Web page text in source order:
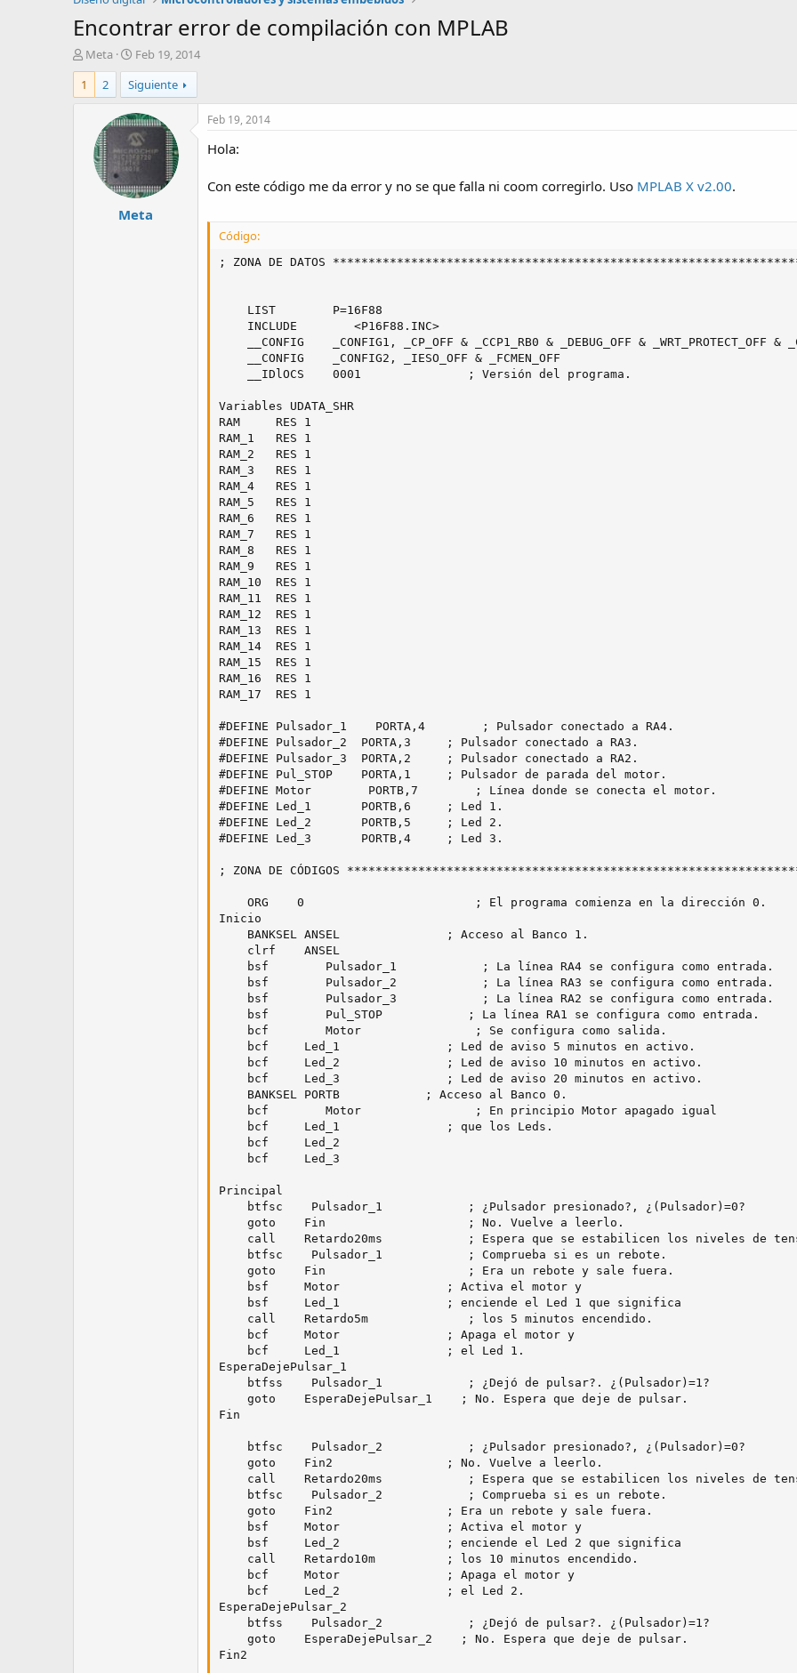
Encontrar error de compilación con MPLAB
A
u
t
o
Meta
F
e
c
h
a
d
e
n
i
c
Feb 19, 2014
1
2 Siguiente
Meta
Feb 19, 2014
Hola:
Con este código me da error y no se que falla ni coom corregirlo. Uso MPLAB X v2.00.
Código:
; ZONA DE DATOS
    LIST        P=16F88
    INCLUDE        <P16F88.INC>
__CONFIG    _CONFIG1, _CP_OFF & _CCP1_RB0 & _DEBUG_OFF & _WRT_PROTECT_OFF &
    __CONFIG    _CONFIG2, _IESO_OFF & _FCMEN_OFF
    __IDlOCS    0001               ; Versión del programa.
Variables UDATA_SHR
RAM     RES 1
RAM_1   RES 1
RAM_2   RES 1
RAM_3   RES 1
RAM_4   RES 1
RAM_5   RES 1
RAM_6   RES 1
RAM_7   RES 1
RAM_8   RES 1
RAM_9   RES 1
RAM_10  RES 1
RAM_11  RES 1
RAM_12  RES 1
RAM_13  RES 1
RAM_14  RES 1
RAM_15  RES 1
RAM_16  RES 1
RAM_17  RES 1
#DEFINE Pulsador_1    PORTA,4        ; Pulsador conectado a RA4.
#DEFINE Pulsador_2  PORTA,3     ; Pulsador conectado a RA3.
#DEFINE Pulsador_3  PORTA,2     ; Pulsador conectado a RA2.
#DEFINE Pul_STOP    PORTA,1     ; Pulsador de parada del motor.
#DEFINE Motor        PORTB,7        ; Línea donde se conecta el motor.
#DEFINE Led_1       PORTB,6     ; Led 1.
#DEFINE Led_2       PORTB,5     ; Led 2.
#DEFINE Led_3       PORTB,4     ; Led 3.
; ZONA DE CÓDIGOS
    ORG    0                        ; El programa comienza en la dirección 0.
Inicio
    BANKSEL ANSEL               ; Acceso al Banco 1.
    clrf    ANSEL
    bsf        Pulsador_1            ; La línea RA4 se configura como entrada.
    bsf        Pulsador_2            ; La línea RA3 se configura como entrada.
    bsf        Pulsador_3            ; La línea RA2 se configura como entrada.
    bsf        Pul_STOP            ; La línea RA1 se configura como entrada.
    bcf        Motor                ; Se configura como salida.
    bcf     Led_1               ; Led de aviso 5 minutos en activo.
    bcf     Led_2               ; Led de aviso 10 minutos en activo.
    bcf     Led_3               ; Led de aviso 20 minutos en activo.
    BANKSEL PORTB            ; Acceso al Banco 0.
    bcf        Motor                ; En principio Motor apagado igual
    bcf     Led_1               ; que los Leds.
    bcf     Led_2
    bcf     Led_3
Principal
    btfsc    Pulsador_1            ; ¿Pulsador presionado?, ¿(Pulsador)=0?
    goto    Fin                    ; No. Vuelve a leerlo.
call    Retardo20ms            ; Espera que se estabilicen los niveles de
    btfsc    Pulsador_1            ; Comprueba si es un rebote.
    goto    Fin                    ; Era un rebote y sale fuera.
    bsf     Motor               ; Activa el motor y
    bsf     Led_1               ; enciende el Led 1 que significa
    call    Retardo5m              ; los 5 minutos encendido.
    bcf     Motor               ; Apaga el motor y
    bcf     Led_1               ; el Led 1.
EsperaDejePulsar_1
    btfss    Pulsador_1            ; ¿Dejó de pulsar?. ¿(Pulsador)=1?
    goto    EsperaDejePulsar_1    ; No. Espera que deje de pulsar.
Fin
    btfsc    Pulsador_2            ; ¿Pulsador presionado?, ¿(Pulsador)=0?
    goto    Fin2                ; No. Vuelve a leerlo.
call    Retardo20ms            ; Espera que se estabilicen los niveles de
    btfsc    Pulsador_2            ; Comprueba si es un rebote.
    goto    Fin2                ; Era un rebote y sale fuera.
    bsf     Motor               ; Activa el motor y
    bsf     Led_2               ; enciende el Led 2 que significa
    call    Retardo10m          ; los 10 minutos encendido.
    bcf     Motor               ; Apaga el motor y
    bcf     Led_2               ; el Led 2.
EsperaDejePulsar_2
    btfss    Pulsador_2            ; ¿Dejó de pulsar?. ¿(Pulsador)=1?
    goto    EsperaDejePulsar_2    ; No. Espera que deje de pulsar.
Fin2